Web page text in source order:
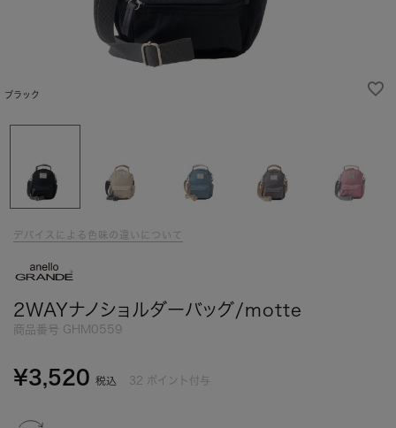
ブラック
デバイスによる色味の違いについて
2WAYナノショルダーバッグ/motte
商品番号 GHM0559
¥3,520 税込 32 ポイント付与